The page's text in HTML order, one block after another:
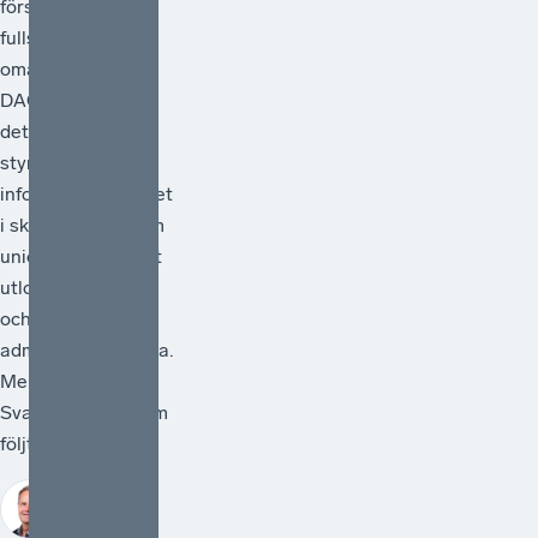
förslag på en
fullständig
omarbetning av
DAC-direktivet –
det regelverk som
styr
informationsutbytet
i skattefrågor inom
unionen. Förslaget
utlovar förenkling
och minskad
administrativ börda.
Men räcker det?
Svaret, för den som
följt debatt...